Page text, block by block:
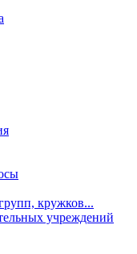
кружков...
учреждений